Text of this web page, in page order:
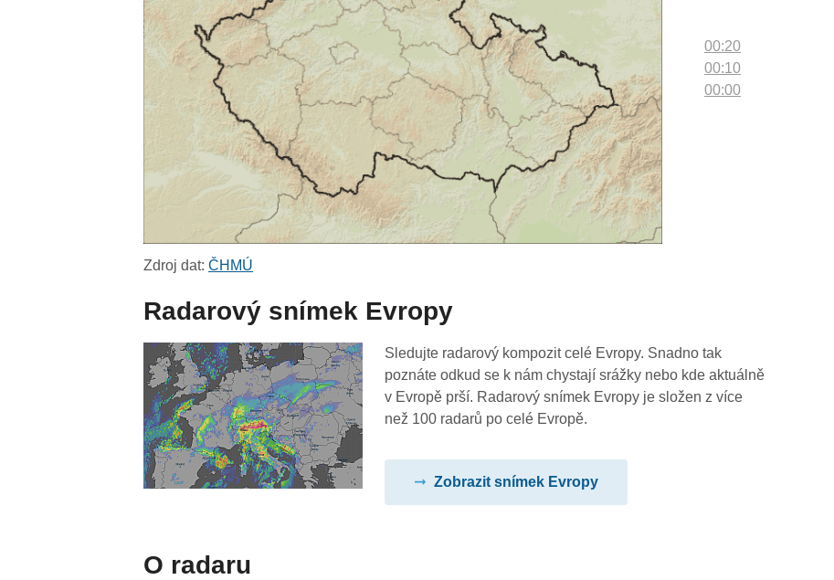
00:20
00:10
00:00
Zdroj dat:ČHMÚ
Radarový snímek Evropy
Sledujte radarový kompozit celé Evropy. Snadno tak
poznáte odkud se k nám chystají srážky nebo kde aktuálně
v Evropě prší. Radarový snímek Evropy je složen z více
než 100 radarů po celé Evropě.
Zobrazit snímek Evropy
O radaru